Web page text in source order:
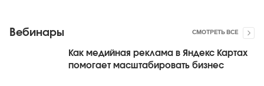
Вебинары СМОТРЕТЬ ВСЕ
Как медийная реклама в Яндекс Картах
помогает масштабировать бизнес